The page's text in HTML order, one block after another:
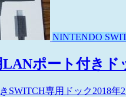
NINTENDO
ポート付きド
SWITCH専用ドック2018年